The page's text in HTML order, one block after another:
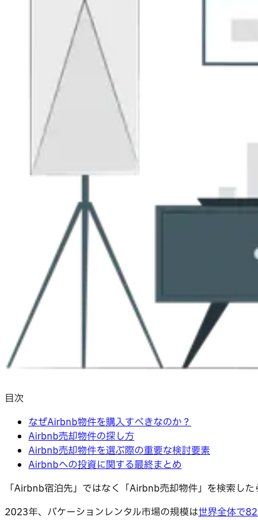
目次
なぜAirbnb物件を購入すべきなのか？
Airbnb売却物件の探し方
Airbnb売却物件を選ぶ際の重要な検討要素
Airbnbへの投資に関する最終まとめ
「Airbnb宿泊先」ではなく「Airbnb売却物件」を検索し
2023年、バケーションレンタル市場の規模は世界全体で